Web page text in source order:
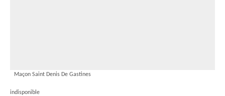
Maçon Saint Denis De Gastines
indisponible